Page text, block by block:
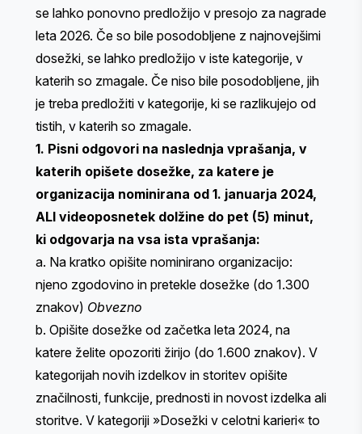
se lahko ponovno predložijo v presojo za nagrade
leta 2026. Če so bile posodobljene z najnovejšimi
dosežki, se lahko predložijo v iste kategorije, v
katerih so zmagale. Če niso bile posodobljene, jih
je treba predložiti v kategorije, ki se razlikujejo od
tistih, v katerih so zmagale.
1. Pisni odgovori na naslednja vprašanja, v
katerih opišete dosežke, za katere je
organizacija nominirana od 1. januarja 2024,
ALI videoposnetek dolžine do pet (5) minut,
ki odgovarja na vsa ista vprašanja:
a. Na kratko opišite nominirano organizacijo:
njeno zgodovino in pretekle dosežke (do 1.300
znakov) Obvezno
b. Opišite dosežke od začetka leta 2024, na
katere želite opozoriti žirijo (do 1.600 znakov). ​​V
kategorijah novih izdelkov in storitev opišite
značilnosti, funkcije, prednosti in novost izdelka ali
storitve. V kategoriji »Dosežki v celotni karieri« to